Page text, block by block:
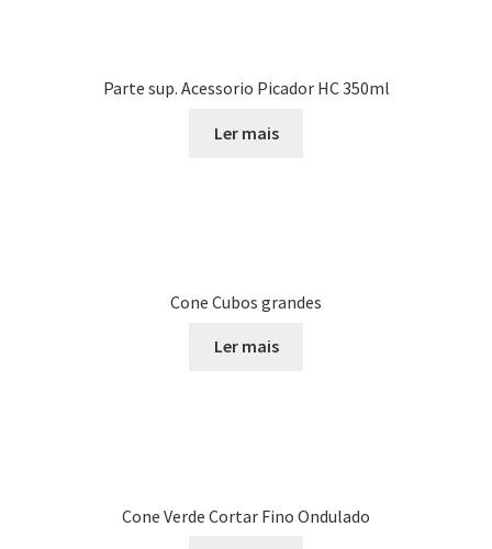
Parte sup. Acessorio Picador HC 350ml
Ler mais
Cone Cubos grandes
Ler mais
Cone Verde Cortar Fino Ondulado